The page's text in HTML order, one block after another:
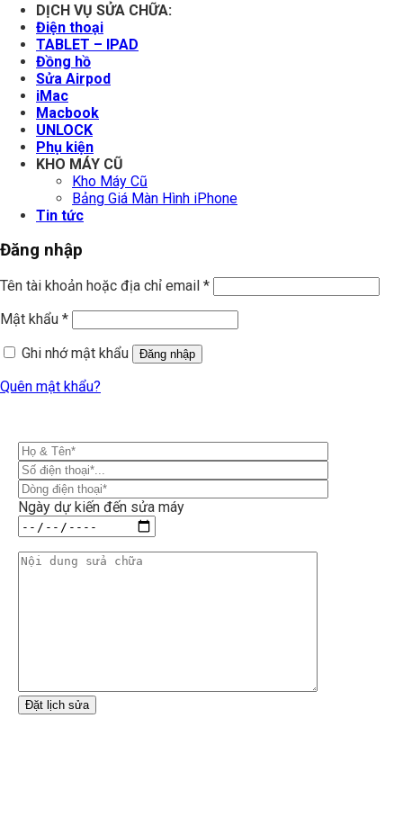
DỊCH VỤ SỬA CHỮA:
Điện thoại
TABLET – IPAD
Đồng hồ
Sửa Airpod
iMac
Macbook
UNLOCK
Phụ kiện
KHO MÁY CŨ
Kho Máy Cũ
Bảng Giá Màn Hình iPhone
Tin tức
Đăng nhập
Tên tài khoản hoặc địa chỉ email *
Mật khẩu *
Ghi nhớ mật khẩu
Đăng nhập
Quên mật khẩu?
Ngày dự kiến đến sửa máy